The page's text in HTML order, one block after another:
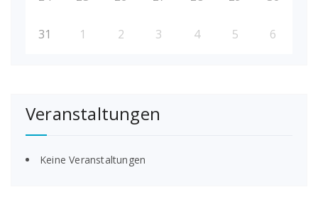
31 1 2 3 4 5 6
Veranstaltungen
Keine Veranstaltungen